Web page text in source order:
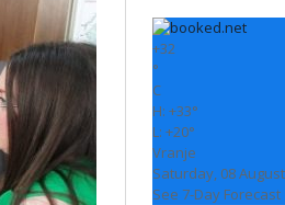
+32
°
C
H: +33°
L: +20°
Vranje
Saturday, 08 August
See 7-Day Forecast